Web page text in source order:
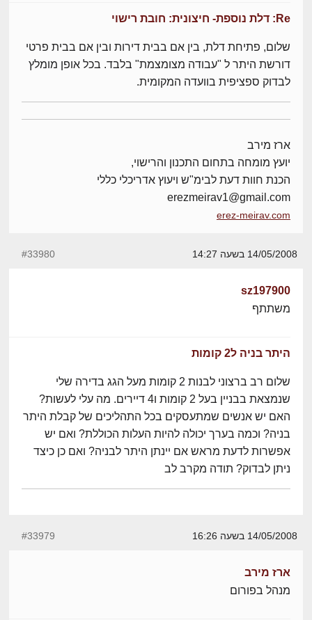
Re: דלת נוספת- חיצונית: חובת רישוי
שלום, פתיחת דלת, בין אם בבית דירות ובין אם בבית פרטי
דורשת היתר ל "עבודה מצומצמת" בלבד. בכל אופן מומלץ
לבדוק ספציפית בוועדה המקומית.
ארז מירב
יועץ מומחה בתחום התכנון והרישוי,
הכנת חוות דעת לבימ"ש ויעוץ אדריכלי כללי
erezmeirav1@gmail.com
erez-meirav.com
14/05/2008 בשעה 14:27 #33980
sz197900
משתתף
היתר בניה ל2 קומות
שלום רב ברצוני לבנות 2 קומות מעל הגג בדירה שלי
שנמצאת בבניין בעל 2 קומות ו4 דיירים. מה עלי לעשות?
האם יש אנשים שמתעסקים בכל התהליכים של קבלת היתר
בניה? וכמה בערך יכולה להיות העלות הכוללת? ואם יש
אפשרות לדעת מראש אם יינתן היתר לבניה? ואם כן כיצד
ניתן לבדוק? תודה מקרב לב
14/05/2008 בשעה 16:26 #33979
ארז מירב
מנהל בפורום